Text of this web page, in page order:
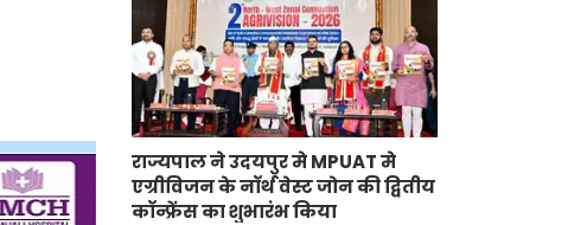
राज्यपाल ने उदयपुर मे MPUAT मे
एग्रीविजन के नॉर्थ वेस्ट जोन की द्वितीय
कॉन्फ्रेंस का शुभारंभ किया